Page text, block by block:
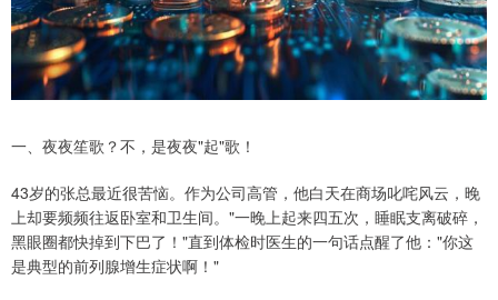
一、夜夜笙歌？不，是夜夜"起"歌！
43岁的张总最近很苦恼。作为公司高管，他白天在商场叱咤风云，晚
上却要频频往返卧室和卫生间。"一晚上起来四五次，睡眠支离破碎，
黑眼圈都快掉到下巴了！"直到体检时医生的一句话点醒了他："你这
是典型的前列腺增生症状啊！"